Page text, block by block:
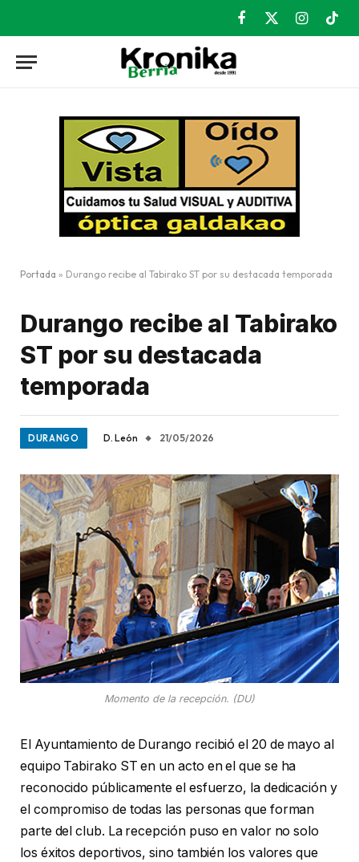
Facebook
X
Instagram
Portada » Durango recibe al Tabirako ST por su destacada temporada
Durango recibe al Tabirako
ST por su destacada
temporada
DURANGO D. León 21/05/2026
Momento de la recepción. (DU)
El Ayuntamiento de Durango recibió el 20 de mayo al
equipo Tabirako ST en un acto en el que se ha
reconocido públicamente el esfuerzo, la dedicación y
el compromiso de todas las personas que forman
parte del club. La recepción puso en valor no solo
los éxitos deportivos, sino también los valores que